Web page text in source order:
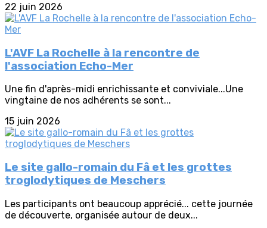
22 juin 2026
L'AVF La Rochelle à la rencontre de
l'association Echo-Mer
Une fin d'après-midi enrichissante et conviviale...Une
vingtaine de nos adhérents se sont...
15 juin 2026
Le site gallo-romain du Fâ et les grottes
troglodytiques de Meschers
Les participants ont beaucoup apprécié... cette journée
de découverte, organisée autour de deux...